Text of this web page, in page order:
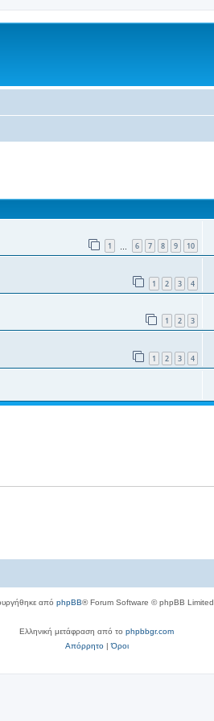
1 6 7 8 9 10
1 2 3 4
1 2 3
1 2 3 4
από phpBB® Forum Software © phpBB Limited
Ελληνική μετάφραση από το phpbbgr.com
Απόρρητο|Όροι